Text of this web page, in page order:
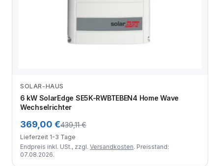
SOLAR-HAUS
6 kW SolarEdge SE5K-RWBTEBEN4 Home Wave
Wechselrichter
369,00 €439,11 €
Lieferzeit 1-3 Tage
Endpreis inkl. USt., zzgl. Versandkosten. Preisstand:
07.08.2026.